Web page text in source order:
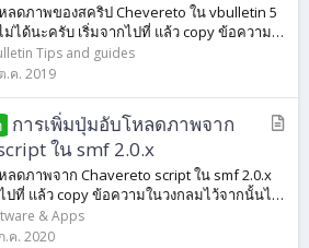
แ
ลดภาพของสคริป Chevereto ใน vbulletin 5
ม่ได้นะครับ เริ่มจากไปที่ แล้ว copy ข้อความ
นไปที่เวบของท่านเปิดในส่วนแก้ไข style ที่
Tips and guides
.ค. 2019
การเพิ่มปุ่มอับโหลดภาพจาก
ใน smf 2.0.x
ลดภาพจาก Chavereto script ใน smf 2.0.x
ปที่ แล้ว copy ข้อความในวงกลมไว้จากนั้นไป
ในส่วนแก้ไข theme default หรือแก้ไขใน
ฟล์...
& Apps
.ค. 2020